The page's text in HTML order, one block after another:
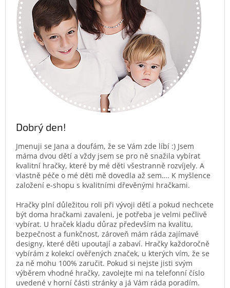
Dobrý den!
Jmenuji se Jana a doufám, že se Vám zde líbí :) Jsem
máma dvou dětí a vždy jsem se pro ně snažila vybírat
kvalitní hračky, které by mé děti všestranně rozvíjely. A
vlastně péče o mé děti mě dovedla až sem…. K myšlence
založení e-shopu s kvalitními dřevěnými hračkami.
Hračky plní důležitou roli při vývoji dětí a pokud nechcete
být doma hračkami zavaleni, je potřeba je velmi pečlivě
vybírat. U hraček kladu důraz především na kvalitu,
bezpečnost a funkčnost, zároveň mám ráda zajímavé
designy, které děti upoutají a zabaví. Hračky každoročně
vybírám z kolekcí ověřených značek, u kterých vím, že se
za ně mohu 100% zaručit. Pokud si nejste jisti svým
výběrem vhodné hračky, zavolejte mi na telefonní číslo
uvedené v horní části stránky a já Vám ráda poradím.